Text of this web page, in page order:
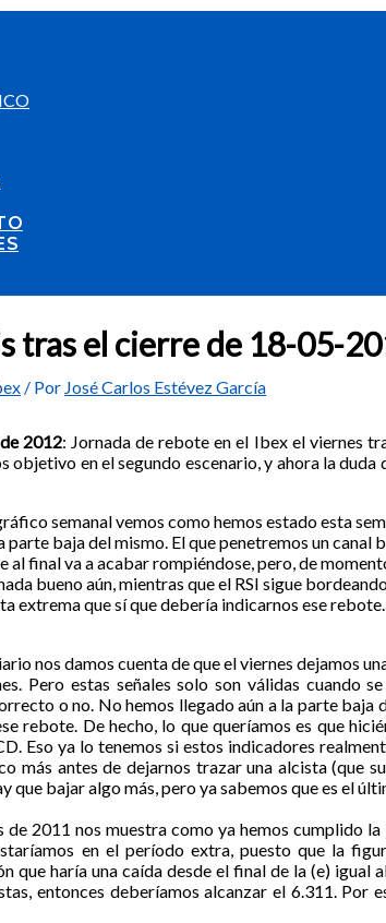
tras el cierre de 18-05-
/ Por José Carlos Estévez García
2012: Jornada de rebote en el Ibex el viernes
objetivo en el segundo escenario, y ahora la
semanal vemos como hemos estado esta
parte baja del mismo. El que penetremos un canal
al final va a acabar rompiéndose, pero, de
bueno aún, mientras que el RSI sigue
extrema que sí que debería indicarnos ese rebote.
nos damos cuenta de que el viernes dejamos
Pero estas señales solo son válidas
o no. No hemos llegado aún a la parte
rebote. De hecho, lo que queríamos es que
Eso ya lo tenemos si estos indicadores
más antes de dejarnos trazar una alcista
que bajar algo más, pero ya sabemos que es el
de 2011 nos muestra como ya hemos cumplido
en el período extra, puesto que la
que haría una caída desde el final de la (e) igual
entonces deberíamos alcanzar el 6.311. Por